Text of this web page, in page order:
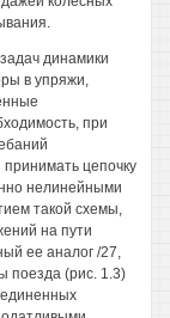
динамики
в упряжи,
при
принимать цепочку
нелинейными
такой схемы,
на пути
ее аналог /27,
поезда (рис. 1.3)